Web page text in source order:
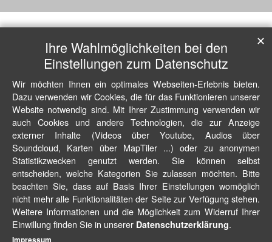
Ihre Wahlmöglichkeiten bei den
Einstellungen zum Datenschutz
Wir möchten Ihnen ein optimales Webseiten-Erlebnis bieten.
Dazu verwenden wir Cookies, die für das Funktionieren unserer
Website notwendig sind. Mit Ihrer Zustimmung verwenden wir
auch Cookies und andere Technologien, die zur Anzeige
externer Inhalte (Videos über Youtube, Audios über
Soundcloud, Karten über MapTiler ...) oder zu anonymen
Statistikzwecken genutzt werden. Sie können selbst
entscheiden, welche Kategorien Sie zulassen möchten. Bitte
beachten Sie, dass auf Basis Ihrer Einstellungen womöglich
nicht mehr alle Funktionalitäten der Seite zur Verfügung stehen.
Weitere Informationen und die Möglichkeit zum Widerruf Ihrer
Einwillung finden Sie in unserer Datenschutzerklärung.
✕
Impressum